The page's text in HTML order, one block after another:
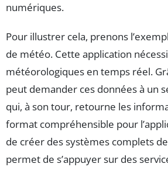
numériques.
Pour illustrer cela, prenons
de météo. Cette application
météorologiques en temps réel.
peut demander ces données à un
qui, à son tour, retourne les
format compréhensible pour
de créer des systèmes complets
permet de s’appuyer sur des